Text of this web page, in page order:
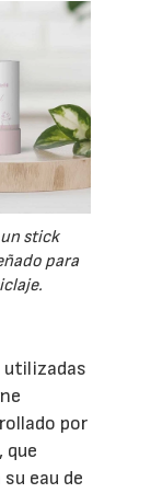
stick
para
utilizadas
por
que
eau de